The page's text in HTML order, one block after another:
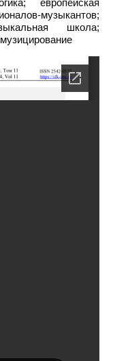
европейская
музыкантов;
школа;